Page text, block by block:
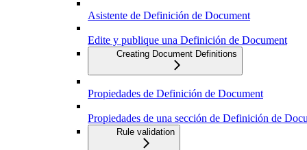
Asistente de Definición de Document
Edite y publique una Definición de Document
Creating Document Definitions
Propiedades de Definición de Document
Propiedades de una sección de Definición de
Rule validation